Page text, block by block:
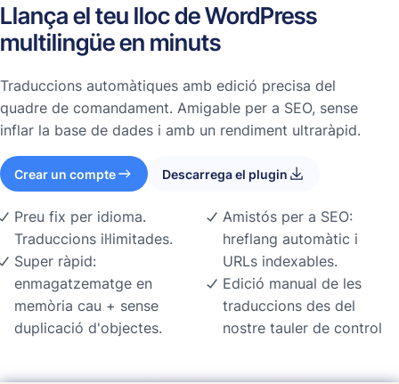
Llança el teu lloc de WordPress
multilingüe en minuts
Traduccions automàtiques amb edició precisa del
quadre de comandament. Amigable per a SEO, sense
inflar la base de dades i amb un rendiment ultraràpid.
Crear un compte Descarrega el plugin
Preu fix per idioma.
Traduccions il·limitades.
Super ràpid:
enmagatzematge en
memòria cau + sense
duplicació d'objectes.
Amistós per a SEO:
hreflang automàtic i
URLs indexables.
Edició manual de les
traduccions des del
nostre tauler de control